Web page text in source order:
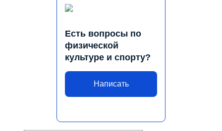
Есть вопросы по
физической
культуре и спорту?
Написать